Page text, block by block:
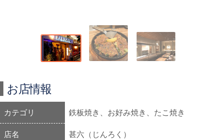
お店情報
カテゴリ 鉄板焼き、お好み焼き、たこ焼き
店名 甚六（じんろく）